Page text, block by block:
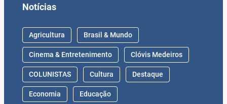
Notícias
Agricultura Brasil & Mundo
Cinema & Entretenimento Clóvis Medeiros
COLUNISTAS Cultura Destaque
Economia Educação